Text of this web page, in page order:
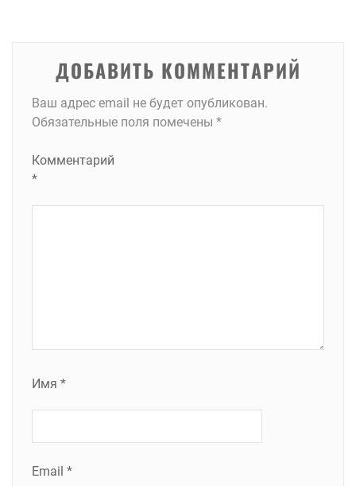
ДОБАВИТЬ КОММЕНТАРИЙ
Ваш адрес email не будет опубликован.
Обязательные поля помечены *
Комментарий
*
Имя *
Email *